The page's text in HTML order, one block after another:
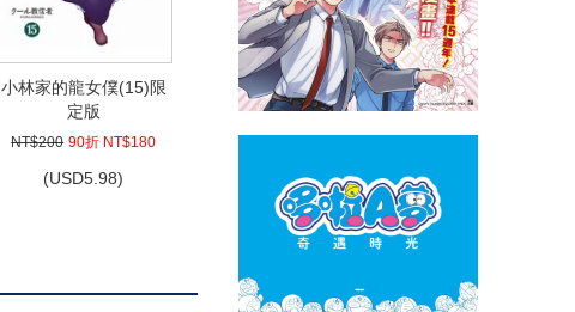
小林家的龍女僕(15)限
定版
NT$200 90折 NT$180
(USD5.98)